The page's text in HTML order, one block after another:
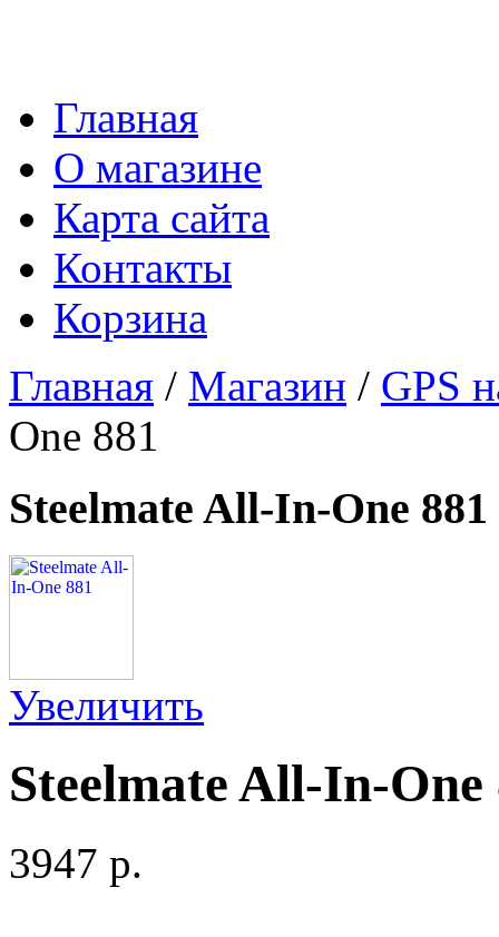
Главная
О магазине
Карта сайта
Контакты
Корзина
Главная / Магазин / GPS
One 881
Steelmate All-In-One 881
Увеличить
Steelmate All-In-One
3947 p.